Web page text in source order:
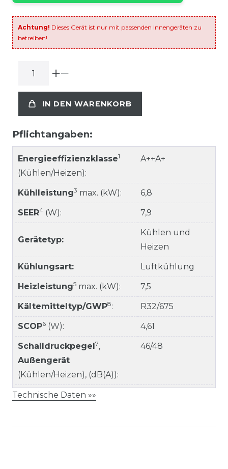
Achtung! Dieses Gerät ist nur mit passenden Innengeräten zu
betreiben!
IN DEN WARENKORB
Pflichtangaben:
Energieeffizienzklasse1
(Kühlen/Heizen):
A++A+
Kühlleistung3 max. (kW): 6,8
SEER4 (W): 7,9
Gerätetyp:
Kühlen und
Heizen
Kühlungsart: Luftkühlung
Heizleistung5 max. (kW): 7,5
Kältemitteltyp/GWP8: R32/675
SCOP6 (W): 4,61
Schalldruckpegel 7,
Außengerät
(Kühlen/Heizen), (dB(A)):
46/48
Technische Daten »»